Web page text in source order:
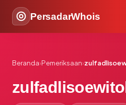
PersadarWhois
Beranda›Pemeriksaan›